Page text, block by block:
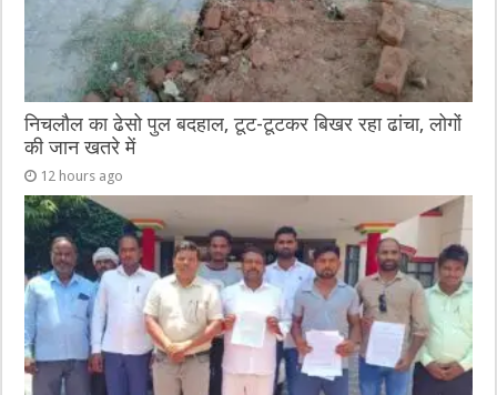
निचलौल का ढेसो पुल बदहाल, टूट-टूटकर बिखर रहा ढांचा, लोगों
की जान खतरे में
12 hours ago